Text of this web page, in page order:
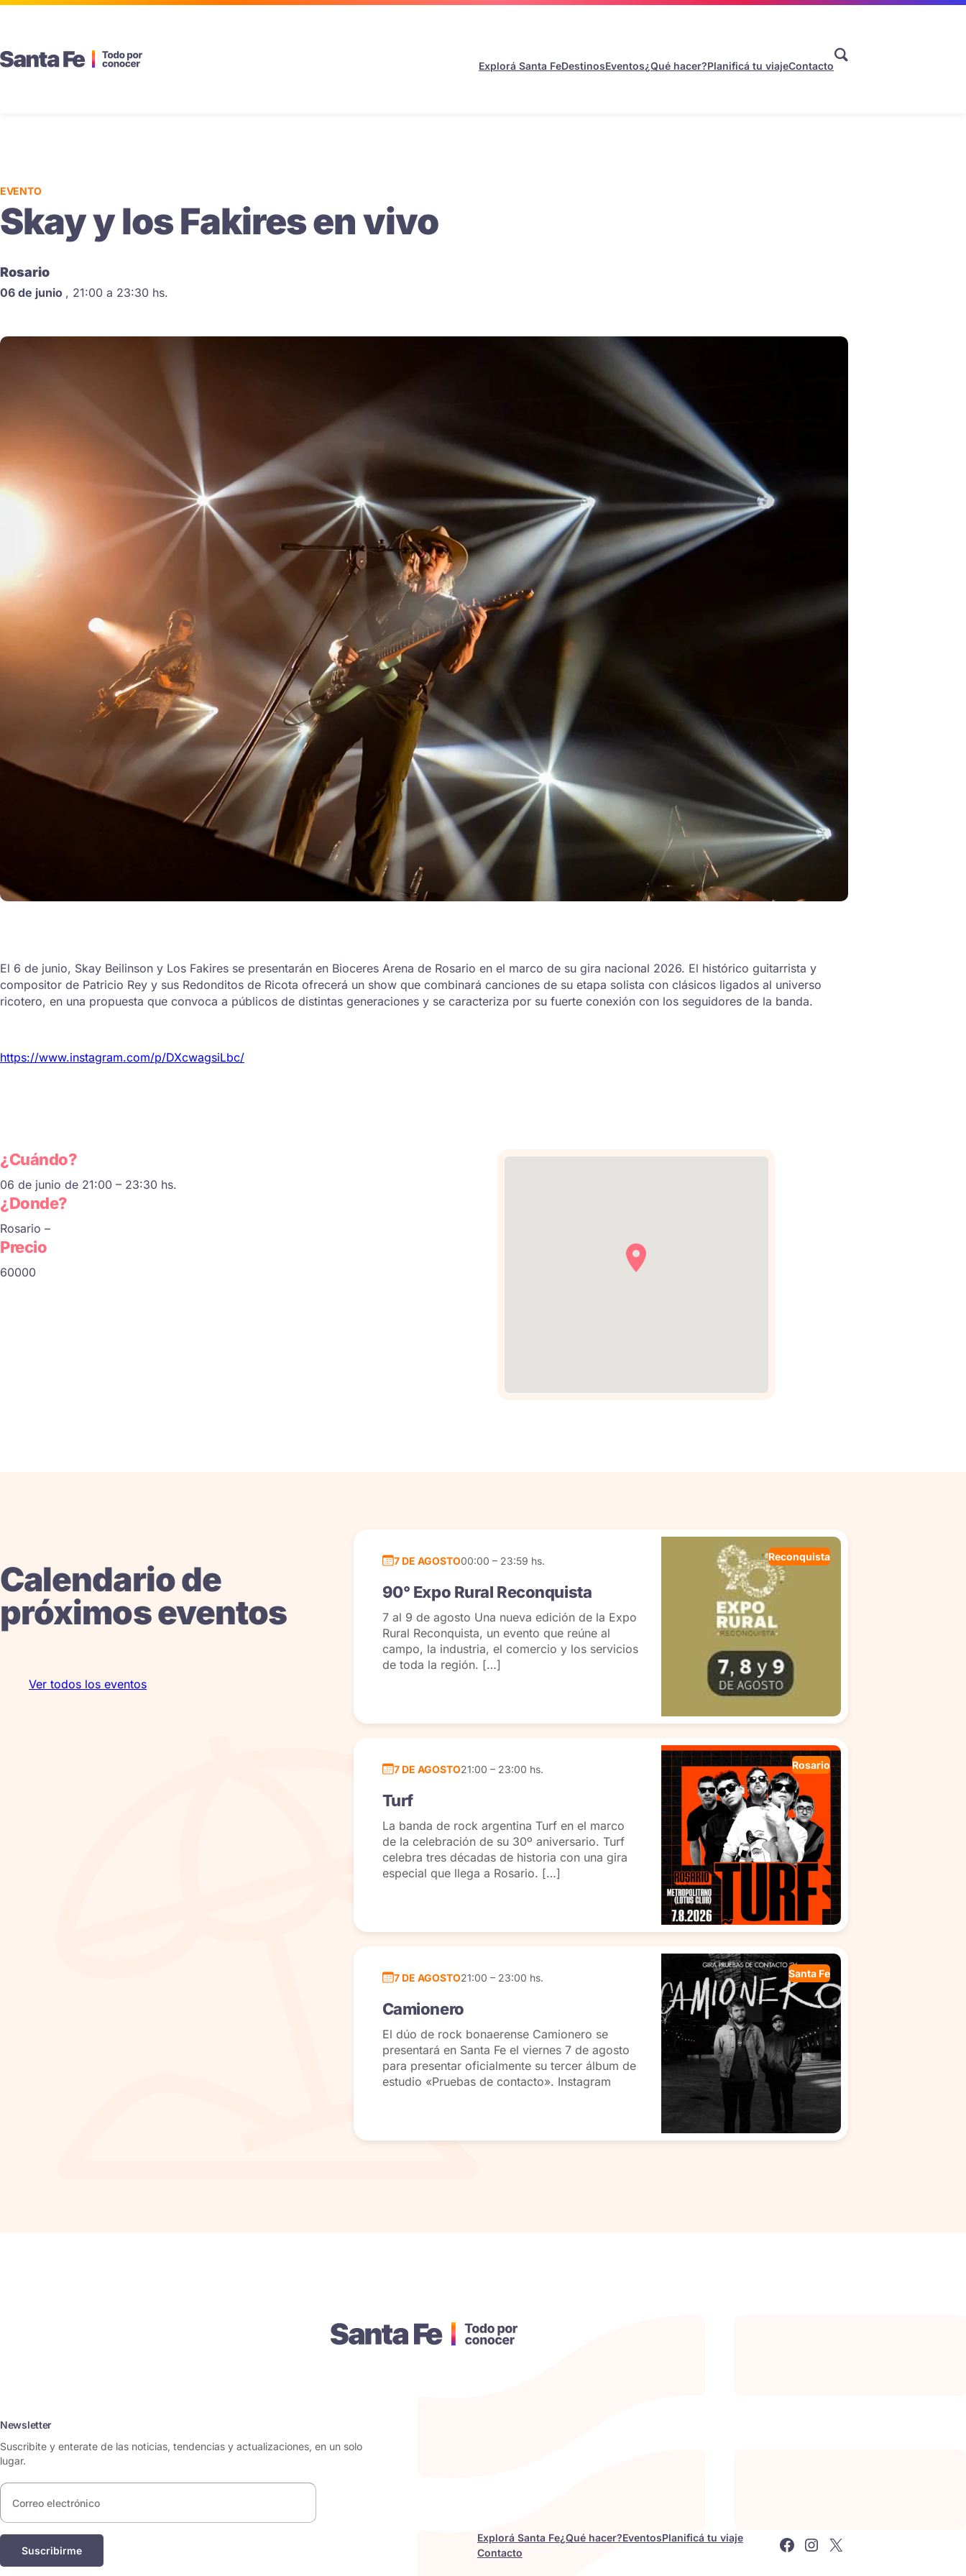
Explorá Santa FeDestinosEventos¿Qué hacer?Planificá tu viajeContacto
EVENTO
Skay y los Fakires en vivo
Rosario
06 de junio , 21:00 a 23:30 hs.
El 6 de junio, Skay Beilinson y Los Fakires se presentarán en Bioceres Arena de Rosario en el marco de su gira nacional 2026. El histórico guitarrista y
compositor de Patricio Rey y sus Redonditos de Ricota ofrecerá un show que combinará canciones de su etapa solista con clásicos ligados al universo
ricotero, en una propuesta que convoca a públicos de distintas generaciones y se caracteriza por su fuerte conexión con los seguidores de la banda.
https://www.instagram.com/p/DXcwagsiLbc/
¿Cuándo?
06 de junio de 21:00 – 23:30 hs.
¿Donde?
Rosario –
Precio
60000
Calendario de
próximos eventos
Ver todos los eventos
Reconquista
7 DE AGOSTO00:00 – 23:59 hs.
90° Expo Rural Reconquista
7 al 9 de agosto Una nueva edición de la Expo
Rural Reconquista, un evento que reúne al
campo, la industria, el comercio y los servicios
de toda la región. […]
Rosario
7 DE AGOSTO21:00 – 23:00 hs.
Turf
La banda de rock argentina Turf en el marco
de la celebración de su 30º aniversario. Turf
celebra tres décadas de historia con una gira
especial que llega a Rosario. […]
Santa Fe
7 DE AGOSTO21:00 – 23:00 hs.
Camionero
El dúo de rock bonaerense Camionero se
presentará en Santa Fe el viernes 7 de agosto
para presentar oficialmente su tercer álbum de
estudio «Pruebas de contacto». Instagram
Newsletter
Suscribite y enterate de las noticias, tendencias y actualizaciones, en un solo
lugar.
Correo
electrónico *
Explorá Santa Fe¿Qué hacer?EventosPlanificá tu viaje
Contacto
Facebook
Instagram